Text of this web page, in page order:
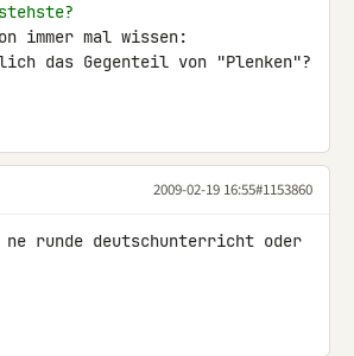
immer mal wissen:
das Gegenteil von "Plenken"?
2009-02-19 16:55#1153860
ne runde deutschunterricht oder